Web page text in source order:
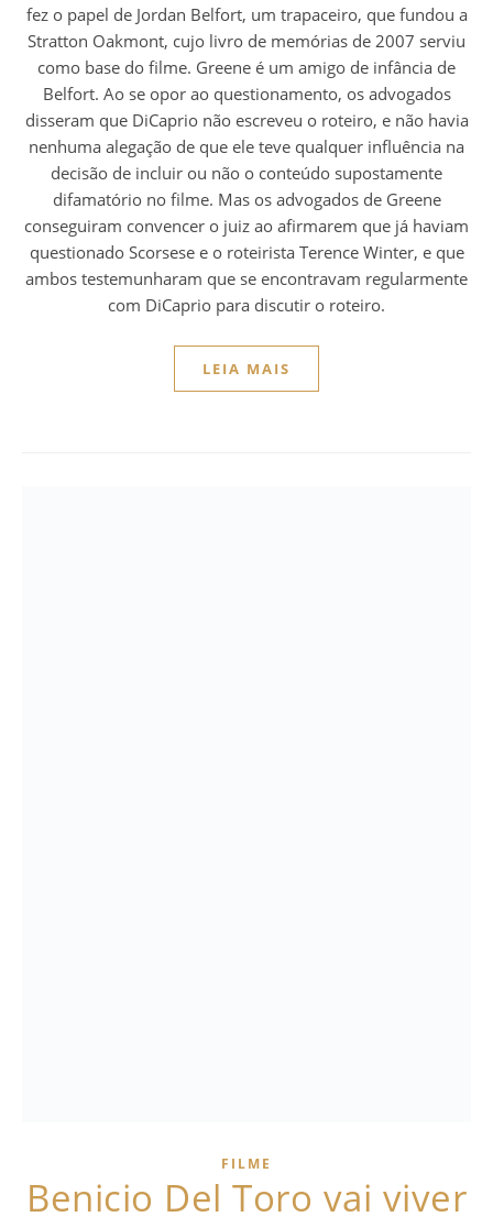
fez o papel de Jordan Belfort, um trapaceiro, que fundou a
Stratton Oakmont, cujo livro de memórias de 2007 serviu
como base do filme. Greene é um amigo de infância de
Belfort. Ao se opor ao questionamento, os advogados
disseram que DiCaprio não escreveu o roteiro, e não havia
nenhuma alegação de que ele teve qualquer influência na
decisão de incluir ou não o conteúdo supostamente
difamatório no filme. Mas os advogados de Greene
conseguiram convencer o juiz ao afirmarem que já haviam
questionado Scorsese e o roteirista Terence Winter, e que
ambos testemunharam que se encontravam regularmente
com DiCaprio para discutir o roteiro.
LEIA MAIS
FILME
Benicio Del Toro vai viver